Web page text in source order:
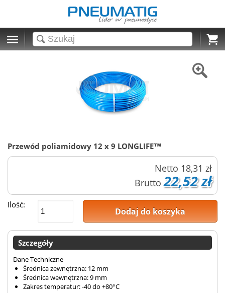
Cart
Przewód poliamidowy 12 x 9 LONGLIFE™
Netto 18,31 zł
Brutto 22,52 zł
Ilość:
Dodaj do koszyka
Szczegóły
Dane Techniczne
Średnica zewnętrzna: 12 mm
Średnica wewnętrzna: 9 mm
Zakres temperatur: -40 do +80°C